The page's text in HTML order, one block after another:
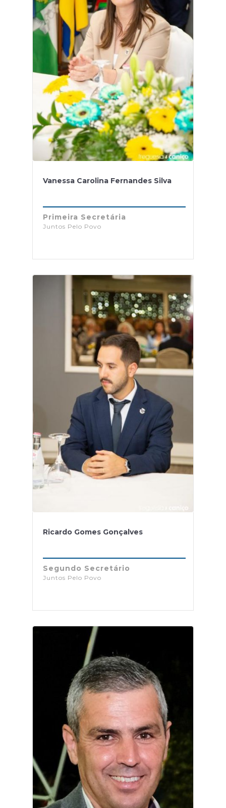
Vanessa Carolina Fernandes Silva
Primeira Secretária
Juntos Pelo Povo
Ricardo Gomes Gonçalves
Segundo Secretário
Juntos Pelo Povo